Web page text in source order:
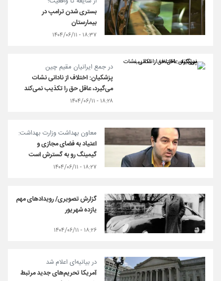
بستری شدن ترامپ در
بیمارستان
۱۸:۳۷ - ۱۴۰۴/۰۶/۱۱
در جمع ایرانیان مقیم چین
پزشکیان: اختلاف از نادانی نشات
می‌گیرد، عاقل حق را تکذیب نمی‌کند
۱۸:۲۸ - ۱۴۰۴/۰۶/۱۱
معاون بهداشت وزارت بهداشت:
اعتیاد به فضای مجازی و
گیمینگ رو به گسترش است
۱۸:۲۷ - ۱۴۰۴/۰۶/۱۱
گزارش تصویری/ رویدادهای مهم
یازده شهریور
۱۸:۲۶ - ۱۴۰۴/۰۶/۱۱
در بیانیه‌ای اعلام شد
آمریکا تحریم‌های جدید مرتبط